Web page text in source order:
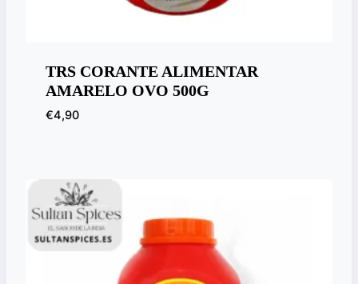
TRS CORANTE ALIMENTAR
AMARELO OVO 500G
€4,90